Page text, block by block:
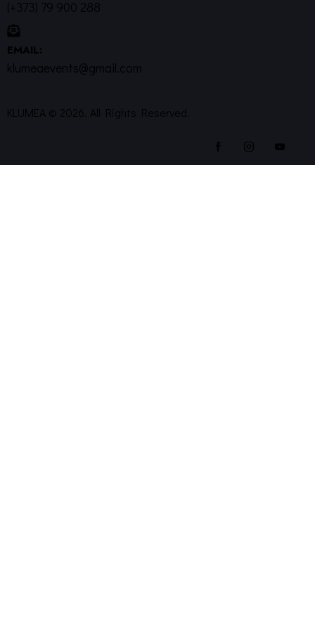
(+373) 79 900 288
EMAIL:
klumeaevents@gmail.com
KLUMEA © 2026. All Rights Reserved.